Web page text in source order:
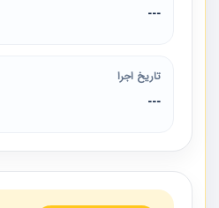
---
تاریخ اجرا
---